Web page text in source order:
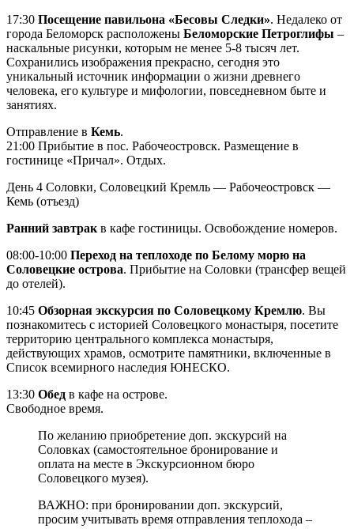
17:30 Посещение павильона «Бесовы Следки». Недалеко от
города Беломорск расположены Беломорские Петроглифы –
наскальные рисунки, которым не менее 5-8 тысяч лет.
Сохранились изображения прекрасно, сегодня это
уникальный источник информации о жизни древнего
человека, его культуре и мифологии, повседневном быте и
занятиях.
Отправление в Кемь.
21:00 Прибытие в пос. Рабочеостровск. Размещение в
гостинице «Причал». Отдых.
День 4 Соловки, Соловецкий Кремль — Рабочеостровск —
Кемь (отъезд)
Ранний завтрак в кафе гостиницы. Освобождение номеров.
08:00-10:00 Переход на теплоходе по Белому морю на
Соловецкие острова. Прибытие на Соловки (трансфер вещей
до отелей).
10:45 Обзорная экскурсия по Соловецкому Кремлю. Вы
познакомитесь с историей Соловецкого монастыря, посетите
территорию центрального комплекса монастыря,
действующих храмов, осмотрите памятники, включенные в
Список всемирного наследия ЮНЕСКО.
13:30 Обед в кафе на острове.
Свободное время.
По желанию приобретение доп. экскурсий на
Соловках (самостоятельное бронирование и
оплата на месте в Экскурсионном бюро
Соловецкого музея).
ВАЖНО: при бронировании доп. экскурсий,
просим учитывать время отправления теплохода –